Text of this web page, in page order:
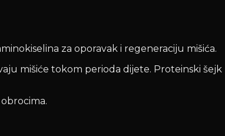
za oporavak i regeneraciju mišića.
mišiće tokom perioda dijete. Proteinski šejk